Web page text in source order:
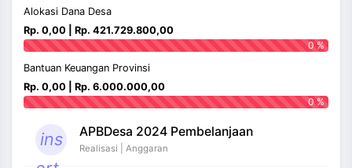
Alokasi Dana Desa
Rp. 0,00 | Rp. 421.729.800,00
0 %
Bantuan Keuangan Provinsi
Rp. 0,00 | Rp. 6.000.000,00
0 %
ins
APBDesa 2024 Pembelanjaan
Realisasi | Anggaran